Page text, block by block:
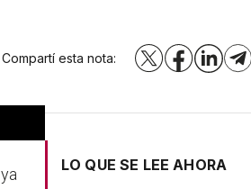
Compartí esta nota: X Facebook
ya
LO QUE SE LEE AHORA